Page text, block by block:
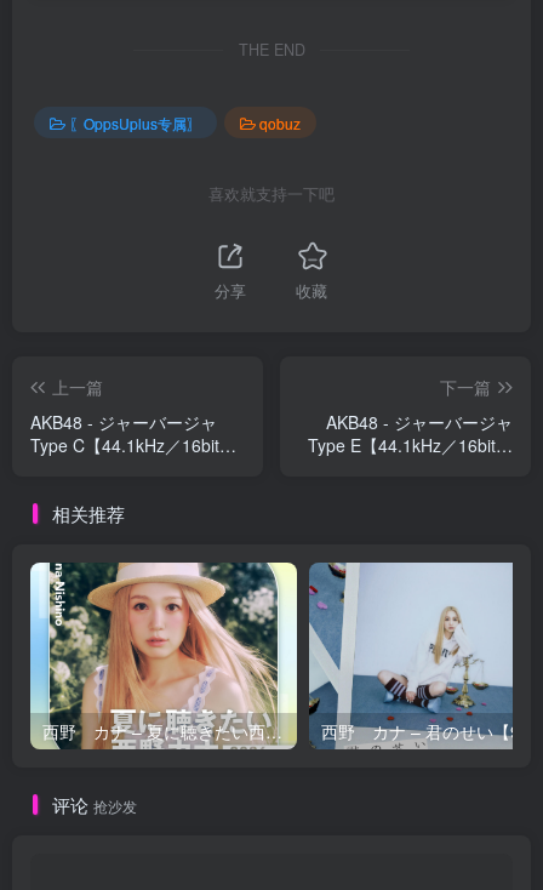
THE END
〖OppsUplus专属〗 qobuz
喜欢就支持一下吧
分享 收藏
上一篇
AKB48 - ジャーバージャ
Type C【44.1kHz／16bit】
下一篇
AKB48 - ジャーバージャ
Type E【44.1kHz／16bit】
相关推荐
西野 カナ – 夏に聴きたい西野カナ2026【44.1kHz／16bit】日本区
评论 抢沙发